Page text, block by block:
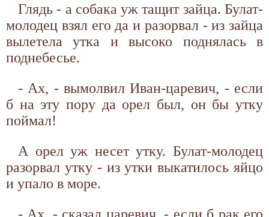
Глядь - а собака уж тащит зайца. Булат-
молодец взял его да и разорвал - из зайца
вылетела утка и высоко поднялась в
поднебесье.
- Ах, - вымолвил Иван-царевич, - если
б на эту пору да орел был, он бы утку
поймал!
А орел уж несет утку. Булат-молодец
разорвал утку - из утки выкатилось яйцо
и упало в море.
- Ах, - сказал царевич, - если б рак его